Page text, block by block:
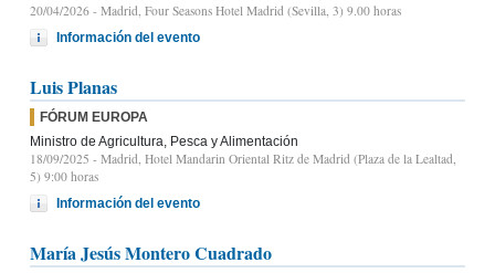
20/04/2026 - Madrid, Four Seasons Hotel Madrid (Sevilla, 3) 9.00 horas
Información del evento
Luis Planas
FÓRUM EUROPA
Ministro de Agricultura, Pesca y Alimentación
18/09/2025 - Madrid, Hotel Mandarin Oriental Ritz de Madrid (Plaza de la Lealtad,
5) 9:00 horas
Información del evento
María Jesús Montero Cuadrado